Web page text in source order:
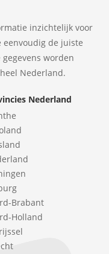
inzichtelijk voor
eenvoudig de juiste
worden
Nederland.
Nederland
Brabant
Holland